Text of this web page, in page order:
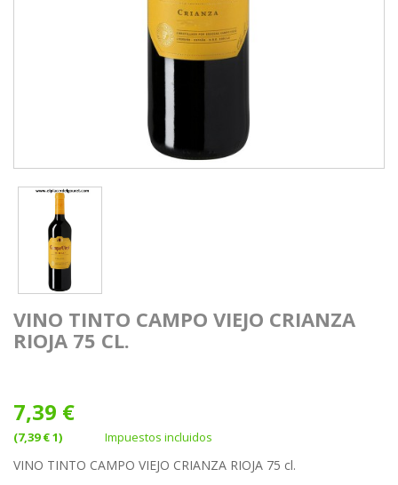
VINO TINTO CAMPO VIEJO CRIANZA
RIOJA 75 CL.
7,39 €
(7,39 € 1) Impuestos incluidos
VINO TINTO CAMPO VIEJO CRIANZA RIOJA 75 cl.